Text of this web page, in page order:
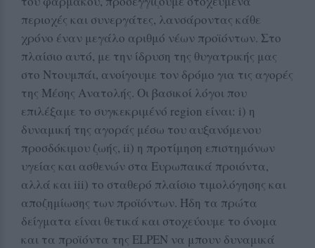
περιοχές και συνεργάτες, λανσάροντας κάθε
χρόνο έναν μεγάλο αριθμό νέων προϊόντων. Στο
πλαίσιο αυτό, με την ίδρυση της θυγατρικής μας
στο Ντουμπάι, ανοίγουμε τον δρόμο για τις αγορές
της Μέσης Ανατολής. Οι βασικοί λόγοι που
επιλέξαμε το συγκεκριμένό region είναι: i) η
δυναμική της αγοράς μέσω του αυξανόμενου
προσδόκιμου ζωής, ii) η προτίμηση επιστημόνων
υγείας και ασθενών στα Ευρωπαικά προιόντα,
αλλά και iii) το σταθερό πλαίσιο τιμολόγησης και
αποζημίωσης των προϊόντων. Ήδη τα πρώτα
δείγματα είναι θετικά και στοχεύουμε το όνομα
και τα προϊόντα της ΕLPEN να μπουν δυναμικά